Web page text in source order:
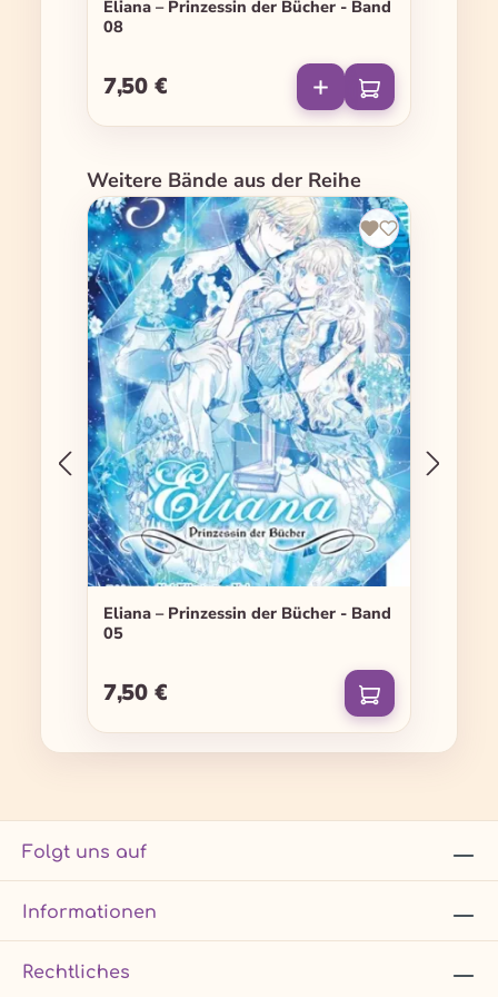
Eliana – Prinzessin der Bücher - Band
08
Regulärer Preis:
7,50 €
Produktgalerie überspringen
Weitere Bände aus der Reihe
Eliana – Prinzessin der Bücher - Band
05
Regulärer Preis:
7,50 €
Folgt uns auf
Informationen
Rechtliches